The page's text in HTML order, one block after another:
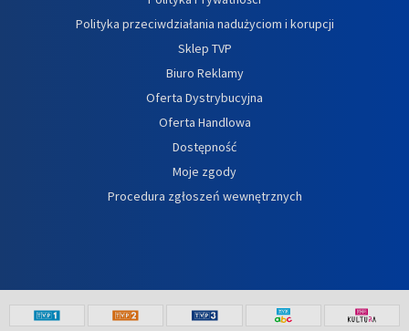
Polityka przeciwdziałania nadużyciom i korupcji
Sklep TVP
Biuro Reklamy
Oferta Dystrybucyjna
Oferta Handlowa
Dostępność
Moje zgody
Procedura zgłoszeń wewnętrznych